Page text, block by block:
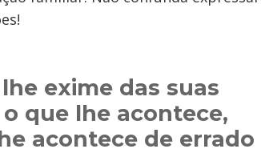
exime das suas
que lhe acontece,
acontece de errado